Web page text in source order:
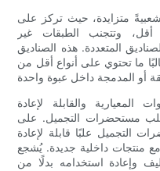
شعبيةً متزايدة، حيث تركز على
وتتجنب الطبقات غير
المتعددة. هذه الصناديق
ما تحتوي على أنواع أقل من
المعيارية والقابلة لإعادة
مستحضرات التجميل. على
علبًا قابلة لإعادة
مع منتجات داخلية جديدة. يُشجع
وإعادة استخدامه بدلًا من